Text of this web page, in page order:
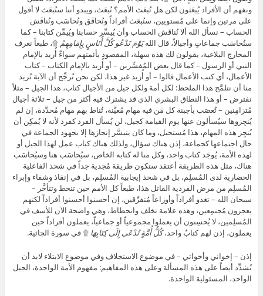
ونفهم أن الأفراد يُبعَثون لكن هل تُبعَث الأمم؟ تُبعَث، ويبدو أننا سنُبعَث لا أقول
على مرتين وإنما على مُستويين، سنُبعَث أفراداً ونُحاقَق ونُحاسَب ونُناقَش
الحساب – نسأل الله ألا نُناقَش الحساب وأن يُيسِّر حسابنا ويُيمِّن كتابنا – كما
سنُحاسَب جماعاتٍ وأجيالاً، قال اللهيَوْمَ نَدْعُو كُلَّ أُنَاسٍ بِإِمَامِهِمْ ۩، طبعاً نعرف
المخارج البلاغية، يقولون لك هذه سهلة، المقصود بأئمتهم سواءٌ أُريد بالإمام
النبي أو الرسول – كما قال بعض المُفسِّرين – أو أُريد بالإمام الكتاب – كتاب
الأعمال، أي كتب الأعمال قالوا – أو أُريد غير هذا، لكن نحن نُرجِّح أن الآية تُريد
منا أن نتلمَّح هذا الملحظ: لكل أمة ولكل جيل من الأجيال كتاب، هذا الجيل – مثلاً
نفترض – أو هذا النطاق البشري الذي قد يشترك فيه أكثر من جيل – ثلاثة أجيال
مُتزامِنين – تُعصَب بأجبنة كل مَن فيه مهام مُعيَّنة، تُناط بهم مهام مُحدَّدة، إن لم
يُنجِزوها سيُسألون عنها يوم القيامة كجيل، لن يُسأل الفرد كفرد لأنه لا يُمكِن أن
يُنجِز هذه المهام، هذا مُستحيل، وما كان يتيسَّر إنجازها إلا بجهود الجماعة في
حال اجتماعها كجماعة، إذن هناك سؤال، ولذلك هناك كتاب عمل لهذا الجيل أو
لهذه الأمة، يُوجَد كتاب واحد، وكل منا له كتابه الخاص، سيُحاسَب هنا وسيُحاسَب
هناك، مثل هذه الطريقة أعتقد ستكون طريقة مُجدية جداً في شحذ الفاعلية
الحضارية لدى المُسلِم، بل في شحذ إيجابية المُسلِم، بل في إنقاذ وشفاء وإبراء
المُسلِم من مرض الفردية القاتل هذا، طبعاً كل الأمم حين تنحط وتتأخَّر –
سبحان الله – تغدو أفراداً وأوزاعاً مُتفرِّقين، إن أحسنوا أحسنوا أفراداً لكنهم
يعجزون مُجتمِعين، وهذه علامة تخلف وانحطاط، وهي واضحة الآن للأسف في
المُسلِمين، لا يُحسِنون أن يعملوا مجموعياً أو جماعياً، يعملون أفراداً حين
يعملون، إذن لهم كتابٌ واحد،كُلُّ أُمَّةٍ تُدْعَى إِلَى كِتَابِهَا ۩ في سورة الجاثية.
إذن – إخواني وأخواتي – في موضوع الاستخلاف وفي موضوع الابتلاء لابد أن
نُشدِّد أيضاً على هذه المسألة وعلى هذه المفاهيم: مفهوم الأمة الواحدة، الجيل
الواحد، المسئولية الواحدة.